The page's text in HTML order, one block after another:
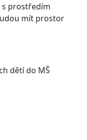
s prostředím
mít prostor